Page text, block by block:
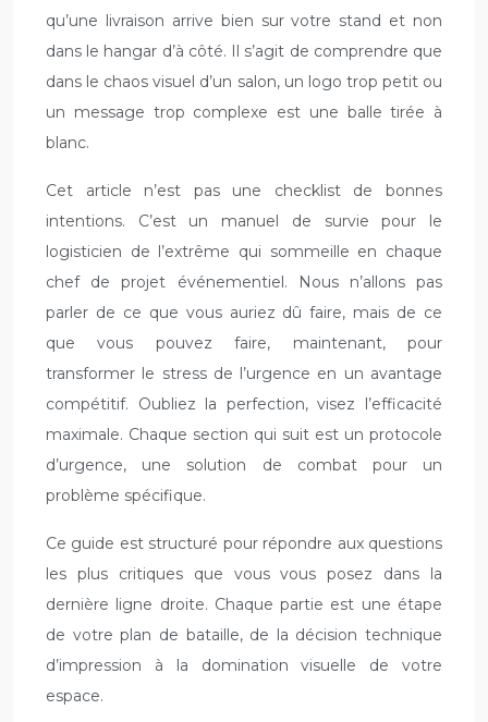
qu’une livraison arrive bien sur votre stand et non
dans le hangar d’à côté. Il s’agit de comprendre que
dans le chaos visuel d’un salon, un logo trop petit ou
un message trop complexe est une balle tirée à
blanc.
Cet article n’est pas une checklist de bonnes
intentions. C’est un manuel de survie pour le
logisticien de l’extrême qui sommeille en chaque
chef de projet événementiel. Nous n’allons pas
parler de ce que vous auriez dû faire, mais de ce
que vous pouvez faire, maintenant, pour
transformer le stress de l’urgence en un avantage
compétitif. Oubliez la perfection, visez l’efficacité
maximale. Chaque section qui suit est un protocole
d’urgence, une solution de combat pour un
problème spécifique.
Ce guide est structuré pour répondre aux questions
les plus critiques que vous vous posez dans la
dernière ligne droite. Chaque partie est une étape
de votre plan de bataille, de la décision technique
d’impression à la domination visuelle de votre
espace.